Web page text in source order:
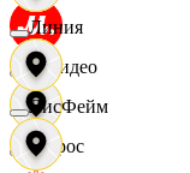
МВидео
Мирос
Линия
ЛисФейм